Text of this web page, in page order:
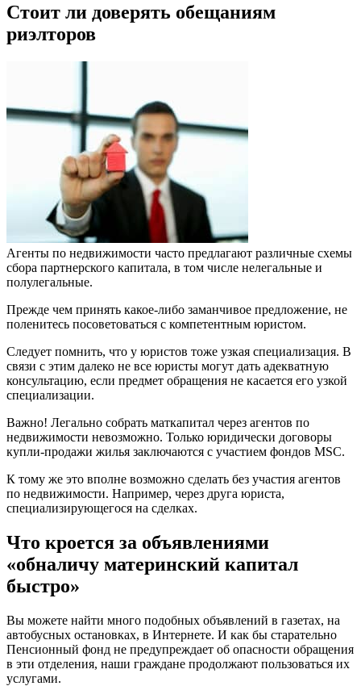
Стоит ли доверять обещаниям
риэлторов
Агенты по недвижимости часто предлагают различные схемы
сбора партнерского капитала, в том числе нелегальные и
полулегальные.
Прежде чем принять какое-либо заманчивое предложение, не
поленитесь посоветоваться с компетентным юристом.
Следует помнить, что у юристов тоже узкая специализация. В
связи с этим далеко не все юристы могут дать адекватную
консультацию, если предмет обращения не касается его узкой
специализации.
Важно! Легально собрать маткапитал через агентов по
недвижимости невозможно. Только юридически договоры
купли-продажи жилья заключаются с участием фондов MSC.
К тому же это вполне возможно сделать без участия агентов
по недвижимости. Например, через друга юриста,
специализирующегося на сделках.
Что кроется за объявлениями
«обналичу материнский капитал
быстро»
Вы можете найти много подобных объявлений в газетах, на
автобусных остановках, в Интернете. И как бы старательно
Пенсионный фонд не предупреждает об опасности обращения
в эти отделения, наши граждане продолжают пользоваться их
услугами.